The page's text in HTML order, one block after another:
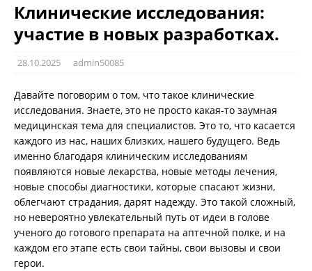
Клинические исследования:
участие в новых разработках.
28.10.2025 admin50085
Давайте поговорим о том, что такое клинические
исследования. Знаете, это не просто какая-то заумная
медицинская тема для специалистов. Это то, что касается
каждого из нас, наших близких, нашего будущего. Ведь
именно благодаря клиническим исследованиям
появляются новые лекарства, новые методы лечения,
новые способы диагностики, которые спасают жизни,
облегчают страдания, дарят надежду. Это такой сложный,
но невероятно увлекательный путь от идеи в голове
ученого до готового препарата на аптечной полке, и на
каждом его этапе есть свои тайны, свои вызовы и свои
герои.